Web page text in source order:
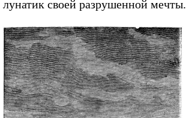
лунатик своей разрушенной мечты.